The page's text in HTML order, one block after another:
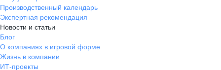
Производственный календарь
Экспертная рекомендация
Новости и статьи
Блог
О компаниях в игровой форме
Жизнь в компании
ИТ-проекты